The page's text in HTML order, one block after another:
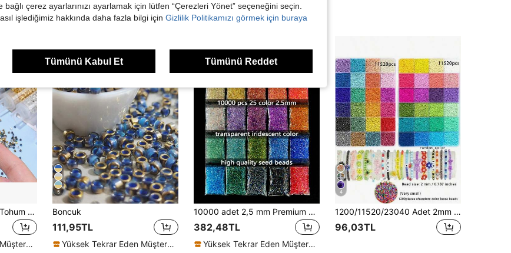
Üniforma 2mm Metalik Tohum Boncukları Klasik Şişe Ambalajı Altın Gümüş Cam Tohum Boncukları Charms Püskül DIY El Sanatları Takı Yapımı Moda Aksesuarları
Yüksek Tekrar Eden Müşteriler
5
Boncuk
111,95TL
Yüksek Tekrar Eden Müşteriler
10000 adet 2,5 mm Premium Şeffaf İridescent Vintage Tohum Boncuk Seti Takı Yapımı İçin, 25 Renk, Paket Başına 5 g, Toplam 125 g/4,41 oz, Kendin Yap El Sanatları, Takı, Nakış, Bilezik, Küpe, Kolye, Aile ve Arkadaşlar İçin Hediyeler İçin Boncuk Malzemeleri
382,48TL
Yüksek Tekrar Eden Müşteriler
4
1200/11520/23040 Adet 2mm Mini Tohum Boncuk Takı Yapım Seti, DIY Bileklik, Kolye, Yüzük, Küpe, Hediye ve El Sanatları İçin (Boyut: 2mm/0.787in)
96,03TL
çerez ayarlarınızı ayarlamak için lütfen “Çerezleri Yönet” seçeneğini seçin.
işlediğimiz hakkında daha fazla bilgi için Gizlilik Politikamızı görmek için buraya
Tümünü Kabul Et Tümünü Reddet